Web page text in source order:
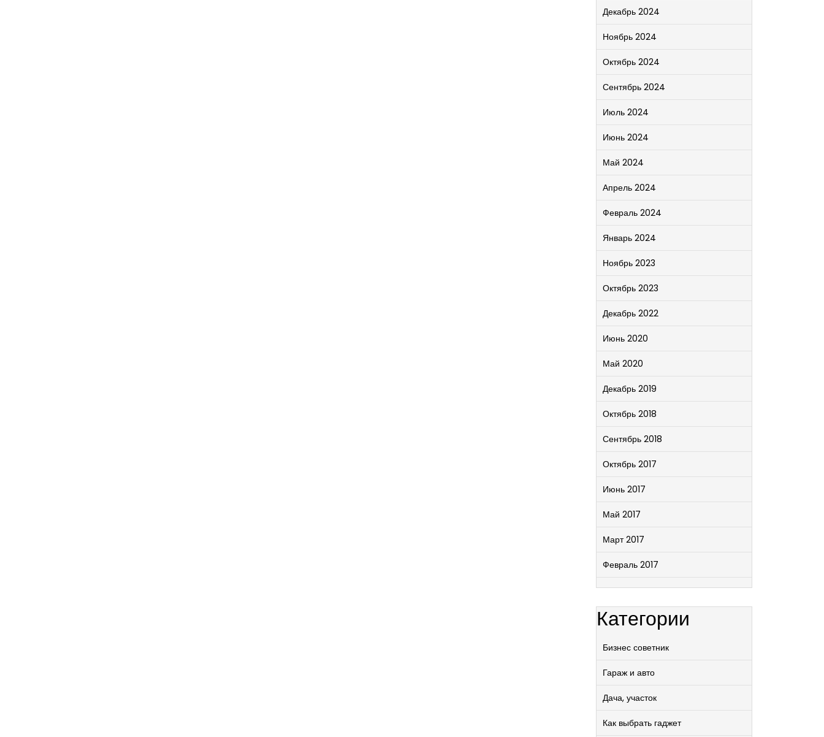
Декабрь 2024
Ноябрь 2024
Октябрь 2024
Сентябрь 2024
Июль 2024
Июнь 2024
Май 2024
Апрель 2024
Февраль 2024
Январь 2024
Ноябрь 2023
Октябрь 2023
Декабрь 2022
Июнь 2020
Май 2020
Декабрь 2019
Октябрь 2018
Сентябрь 2018
Октябрь 2017
Июнь 2017
Май 2017
Март 2017
Февраль 2017
Категории
Бизнес советник
Гараж и авто
Дача, участок
Как выбрать гаджет